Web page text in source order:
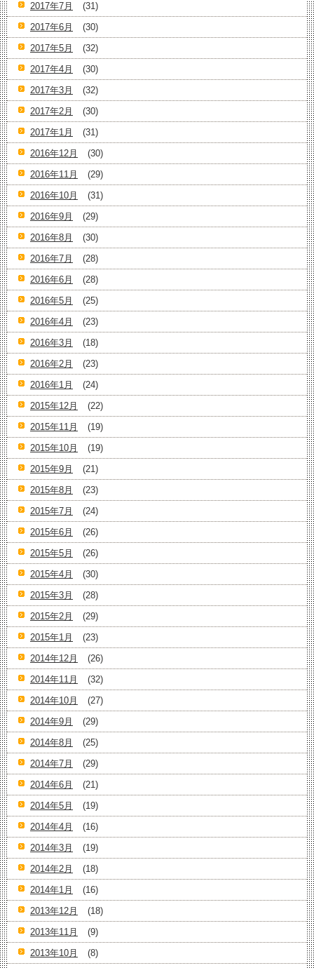
2017年7月
(31)
2017年6月
(30)
2017年5月
(32)
2017年4月
(30)
2017年3月
(32)
2017年2月
(30)
2017年1月
(31)
2016年12月
(30)
2016年11月
(29)
2016年10月
(31)
2016年9月
(29)
2016年8月
(30)
2016年7月
(28)
2016年6月
(28)
2016年5月
(25)
2016年4月
(23)
2016年3月
(18)
2016年2月
(23)
2016年1月
(24)
2015年12月
(22)
2015年11月
(19)
2015年10月
(19)
2015年9月
(21)
2015年8月
(23)
2015年7月
(24)
2015年6月
(26)
2015年5月
(26)
2015年4月
(30)
2015年3月
(28)
2015年2月
(29)
2015年1月
(23)
2014年12月
(26)
2014年11月
(32)
2014年10月
(27)
2014年9月
(29)
2014年8月
(25)
2014年7月
(29)
2014年6月
(21)
2014年5月
(19)
2014年4月
(16)
2014年3月
(19)
2014年2月
(18)
2014年1月
(16)
2013年12月
(18)
2013年11月
(9)
2013年10月
(8)